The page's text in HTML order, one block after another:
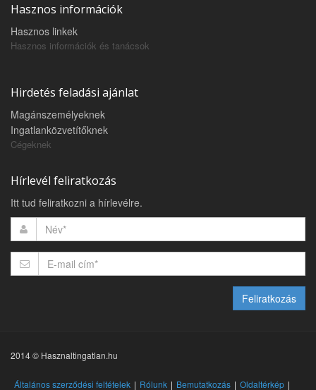
Hasznos információk
Hasznos linkek
Hasznos információk és tanácsok
Hirdetés feladási ajánlat
Magánszemélyeknek
Ingatlanközvetítőknek
Cégeknek
Hírlevél feliratkozás
Itt tud feliratkozni a hírlevélre.
Feliratkozás
2014 © Hasznaltingatlan.hu
Általános szerződési feltételek Rólunk Bemutatkozás Oldaltérkép